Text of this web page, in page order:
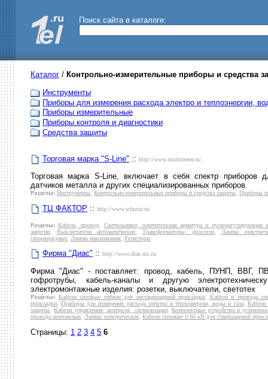
Поиск сайта в каталоге:
Каталог / Контрольно-измерительные приборы и средства
Инструменты
Приборы для измерения расхода электро и теплоэнергии,
Приборы измерительные
Приборы контроля и диагностики
Средства защиты
Торговая марка "S-Line" :: http://www.multimeter.ru/
Торговая марка S-Line, включает в себя спектр приборов
датчиков металла и других специализированных приборов.
Разделы: Инструменты, Контрольно-измерительные приборы и средства защиты, Приборы
ТЦ ФАКТОР :: http://www.tcfactor.ru/
Разделы: Кабель, провод
Светильники, осветительная арматура и пускорегулирующие
энергии
Выключатели автоматические, Трансформаторы, дроссели,
Лампы
газоразрядные
Лампы накаливания Резисторы
Фирма "Диас" :: http://www.dias.mi.ru/
Фирма "Диас" - поставляет: провод, кабель, ПУНП, ВВГ,
гофротрубы, кабель-каналы и другую
электромонтажные изделия: розетки, выключатели, светотех
Разделы: Кабели силовые гибкие для нестационарной прокладки
Кабели и провода
прокладки ,Приборы для измерения расхода электро и теплоэнергии, воды и газа, Кабели
защиты ,Кабели управления, контроля, сигнализации, Комплектные устройства и
провода монтажные
Лампы электрические Кабели силовые 0.66 кВ для стационарной
Страницы: 1 2 3 4 5 6